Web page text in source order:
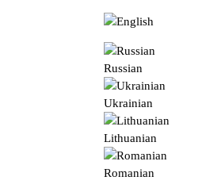
Russian
Ukrainian
Lithuanian
Romanian